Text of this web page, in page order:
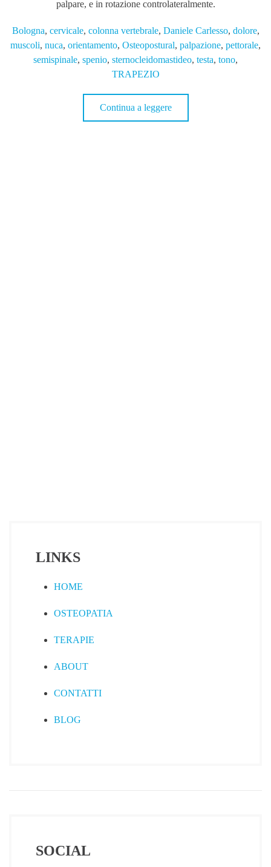
palpare, e in rotazione controlate­ralmente.
Bologna, cervicale, colonna vertebrale, Daniele Carlesso, dolore,
muscoli, nuca, orientamento, Osteopostural, palpazione, pettorale,
semispinale, spenio, sternocleidomastideo, testa, tono,
TRAPEZIO
Continua a leggere
LINKS
HOME
OSTEOPATIA
TERAPIE
ABOUT
CONTATTI
BLOG
SOCIAL